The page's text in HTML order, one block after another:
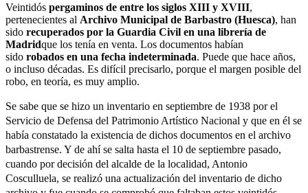
Veintidós pergaminos de entre los siglos XIII y XVIII,
pertenecientes al Archivo Municipal de Barbastro (Huesca), han
sido recuperados por la Guardia Civil en una librería de
Madridque los tenía en venta. Los documentos habían
sido robados en una fecha indeterminada. Puede que hace años,
o incluso décadas. Es difícil precisarlo, porque el margen posible del
robo, en teoría, es muy amplio.
Se sabe que se hizo un inventario en septiembre de 1938 por el
Servicio de Defensa del Patrimonio Artístico Nacional y que en él se
había constatado la existencia de dichos documentos en el archivo
barbastrense. Y de ahí se salta hasta el 10 de septiembre pasado,
cuando por decisión del alcalde de la localidad, Antonio
Cosculluela, se realizó una actualización del inventario de dicho